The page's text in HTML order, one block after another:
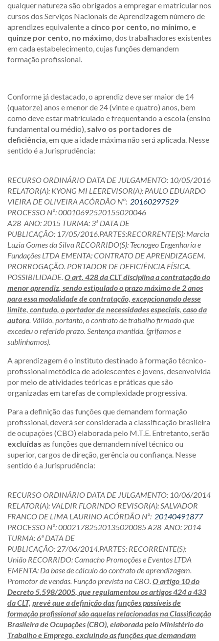
qualquer natureza são obrigados a empregar e matricular nos
cursos dos Serviços Nacionais de Aprendizagem número de
aprendizes equivalente a cinco por cento, no mínimo, e
quinze por cento, no máximo, dos trabalhadores existentes
em cada estabelecimento, cujas funções demandem
formação profissional.
Conforme já destacado, o aprendiz deve ser maior de 14
(quatorze) anos e menor de 24 (vinte e quatro) anos, bem
como deve estar matriculado e frequentando a escola (ensino
fundamental ou médio), salvo os portadores de
deficiência, em que a idade máxima não será aplicada. Nesse
sentido é a Jurisprudência:
RECURSO ORDINÁRIO DATA DE JULGAMENTO: 10/05/2016
RELATOR(A): KYONG MI LEEREVISOR(A): PAULO EDUARDO
VIEIRA DE OLIVEIRA ACÓRDÃO Nº: 20160297529
PROCESSO Nº:00010692520155020046
A28 ANO: 2015 TURMA: 3ª DATA DE
PUBLICAÇÃO: 17/05/2016.PARTES:RECORRENTE(S): Marcia
Luzia Gomes da Silva RECORRIDO(S): Tecnogeo Engenharia e
Fundações LTDA EMENTA: CONTRATO DE APRENDIZAGEM.
PRORROGAÇÃO. PORTADOR DE DEFICIÊNCIA FÍSICA.
POSSIBILIDADE.O art. 428 da CLT disciplina a contratação do
menor aprendiz, sendo estipulado o prazo máximo de 2 anos
para essa modalidade de contratação, excepcionando desse
limite, contudo, o portador de necessidades especiais, caso da
autora. Válido, portanto, o contrato de trabalho firmado que
excedeu o referido prazo. Sentença mantida. (grifamos e
sublinhamos).
A aprendizagem é o instituto destinado à formação técnico-
profissional metódica de adolescentes e jovens, desenvolvida
por meio de atividades teóricas e práticas que são
organizadas em tarefas de complexidade progressiva.
Para a definição das funções que demandem formação
profissional, deverá ser considerada a classificação brasileira
de ocupações (CBO) elaborada pelo M.T.E. Entretanto, serão
excluídas as funções que demandem nível técnico ou
superior, cargos de direção, gerência ou confiança. Nesse
sentido é a Jurisprudência:
RECURSO ORDINÁRIO DATA DE JULGAMENTO: 10/06/2014
RELATOR(A): VALDIR FLORINDO REVISOR(A):SALVADOR
FRANCO DE LIMA LAURINO ACÓRDÃO Nº: 20140491877
PROCESSO Nº:00021782520135020085 A28 ANO: 2014
TURMA: 6ª DATA DE
PUBLICAÇÃO: 27/06/2014.PARTES: RECORRENTE(S):
União RECORRIDO: Camacho Promoções e Eventos LTDA
EMENTA: Da base de cálculo do contrato de aprendizagem.
Promotor de vendas. Função prevista na CBO.O artigo 10 do
Decreto 5.598/2005, que regulamentou os artigos 424 a 433
da CLT, prevê que a definição das funções passíveis de
formação profissional são aquelas relacionadas na Classificação
Brasileira de Ocupações (CBO), elaborada pelo Ministério do
Trabalho e Emprego, excluindo as funções que demandam